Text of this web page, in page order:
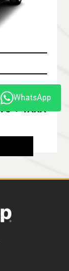
WhatsApp